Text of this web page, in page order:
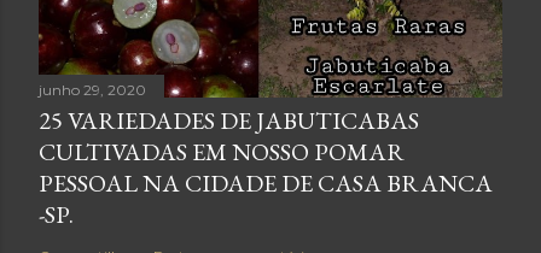
junho 29, 2020
25 VARIEDADES DE JABUTICABAS
CULTIVADAS EM NOSSO POMAR
PESSOAL NA CIDADE DE CASA BRANCA
-SP.